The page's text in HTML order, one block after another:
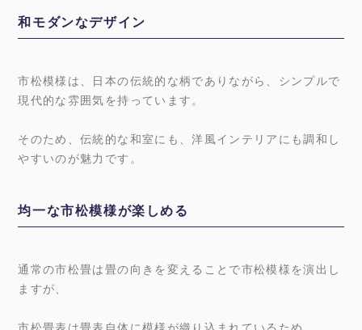
和モダンなデザイン
市松模様は、日本の伝統的な柄でありながら、シンプルで
現代的な雰囲気を持っています。
そのため、伝統的な和室にも、洋風インテリアにも調和し
やすいのが魅力です。
均一な市松模様が楽しめる
通常の市松畳は畳の向きを変えることで市松模様を演出し
ますが、
市松畳表は畳表自体に模様が織り込まれているため、